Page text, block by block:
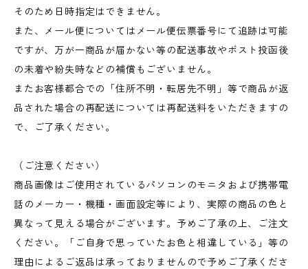
そのため日時指定はできません。
また、メール便についてはメール便伝票番号にて追跡は可能
ですが、万が一商品が届かない等の配送事故やポスト投函後
の未着や紛失時などの補償もございません。
またお客様都合での「住所不明・転居先不明」等で商品が返
品された場合の再配送については再配送料をいただきますの
で、ご了承ください。
（ご注意ください）
商品画像はご使用されているパソコンのモニタおよび携帯電
話のメーカー・機種・画面設定等により、実際の商品の色と
異なって見える場合がございます。予めご了承の上、ご注文
ください。「ご自身で思っていたお色と相違している」等の
理由によるご返品は承っておりませんので予めご了承くださ